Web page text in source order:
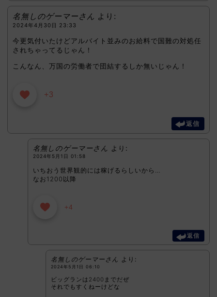
名無しのゲーマーさん より:
2024年4月30日 23:33
今更気付いたけどアルバイト並みのお給料で国難の対処任
されちゃってるじゃん！
こんなん、万国の労働者で団結するしか無いじゃん！
+3
返信
名無しのゲーマーさん より:
2024年5月1日 01:58
いちおう世界観的には稼げるらしいから…
なお1200以降
+4
返信
名無しのゲーマーさん より:
2024年5月1日 06:10
ビッグランは2400までだぜ
それでもすくねーけどな